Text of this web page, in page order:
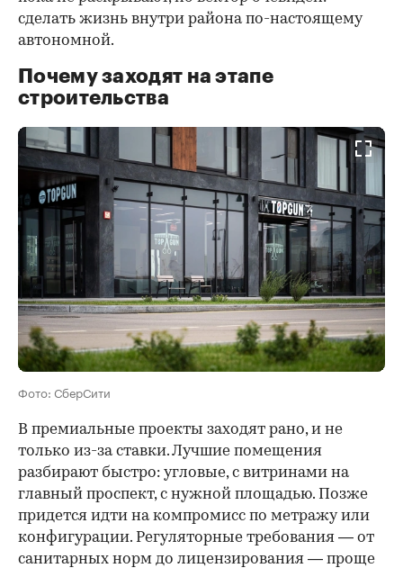
сделать жизнь внутри района по-настоящему
автономной.
Почему заходят на этапе
строительства
Фото: СберСити
В премиальные проекты заходят рано, и не
только из-за ставки. Лучшие помещения
разбирают быстро: угловые, с витринами на
главный проспект, с нужной площадью. Позже
придется идти на компромисс по метражу или
конфигурации. Регуляторные требования — от
санитарных норм до лицензирования — проще